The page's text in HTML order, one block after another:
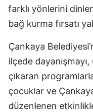
farklı yönlerini
bağ kurma fırsatı
Çankaya
ilçede
çıkaran
çocuklar ve
düzenlenen